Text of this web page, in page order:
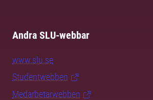
Andra SLU-webbar
www.slu.se
Studentwebben
Medarbetarwebben